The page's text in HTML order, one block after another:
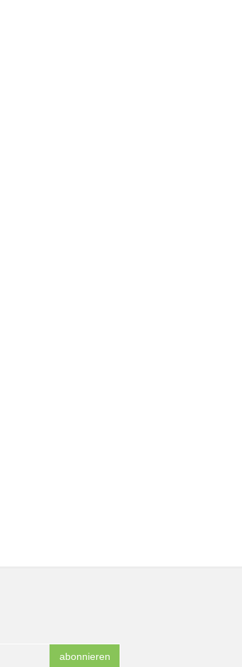
abonnieren